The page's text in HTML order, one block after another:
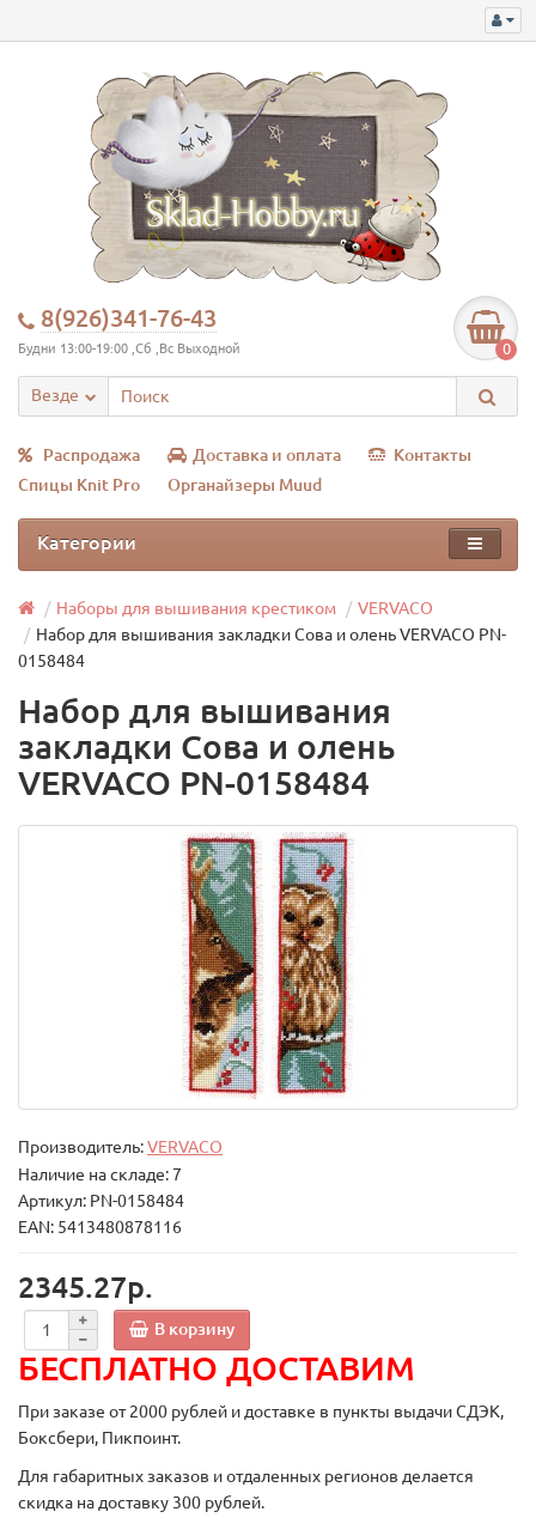
8(926)341-76-43
Будни 13:00-19:00 ,Сб ,Вс Выходной 0
Везде
Распродажа Доставка и оплата
Контакты
Спицы Knit Pro
Органайзеры Muud
Категории
Наборы для вышивания крестиком
VERVACO
Набор для вышивания закладки Сова и олень VERVACO PN-
0158484
Набор для вышивания
закладки Сова и олень
VERVACO PN-0158484
Производитель:VERVACO
Наличие на складе: 7
Артикул: PN-0158484
EAN: 5413480878116
2345.27р.
В корзину
БЕСПЛАТНО ДОСТАВИМ
При заказе от 2000 рублей и доставке в пункты выдачи СДЭК,
Боксбери, Пикпоинт.
Для габаритных заказов и отдаленных регионов делается
скидка на доставку 300 рублей.